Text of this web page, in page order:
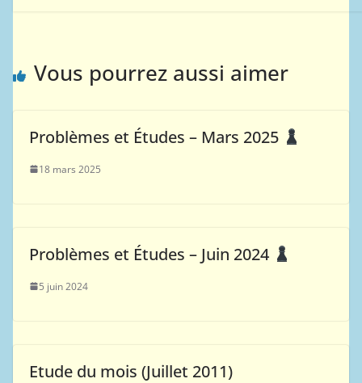
Vous pourrez aussi aimer
Problèmes et Études – Mars 2025
18 mars 2025
Problèmes et Études – Juin 2024
5 juin 2024
Etude du mois (Juillet 2011)